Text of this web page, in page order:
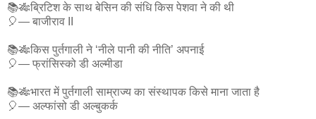
📚🎋ब्रिटिश के साथ बेसिन की संधि किस पेशवा ने की थी
🎈— बाजीराव II
📚🎋किस पुर्तगाली ने ‘नीले पानी की नीति’ अपनाई
🎈— फ्रांसिस्को डी अल्मीडा
📚🎋भारत में पुर्तगाली साम्राज्य का संस्थापक किसे माना जाता है
🎈— अल्फांसो डी अल्बुकर्क